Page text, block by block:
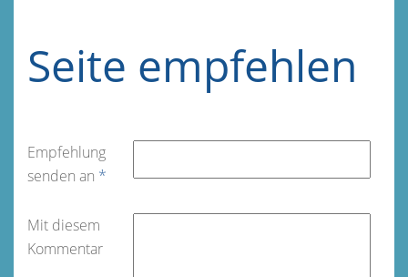
Seite empfehlen
Empfehlung
senden an *
Mit diesem
Kommentar